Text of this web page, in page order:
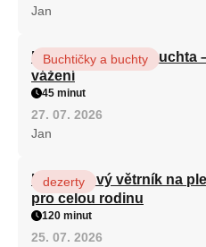
Jan
Hrnková maková buchta
vážení
Buchtičky a buchty
45 minut
27. 07. 2026
Jan
Karamelový větrník na
pro celou rodinu
dezerty
120 minut
25. 07. 2026